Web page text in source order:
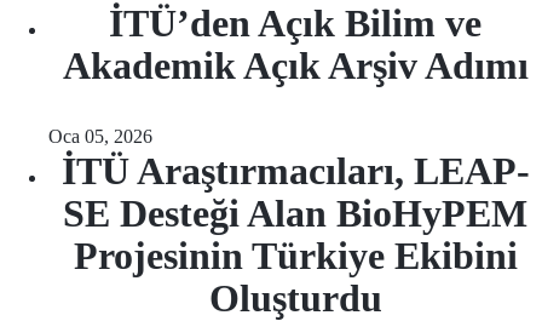
İTÜ’den Açık Bilim ve
Akademik Açık Arşiv Adımı
Oca 05, 2026
İTÜ Araştırmacıları, LEAP-
SE Desteği Alan BioHyPEM
Projesinin Türkiye Ekibini
Oluşturdu